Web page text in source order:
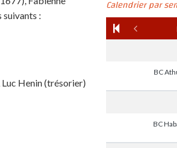
:
Henin (trésorier)
Calendrier par
BC
BC